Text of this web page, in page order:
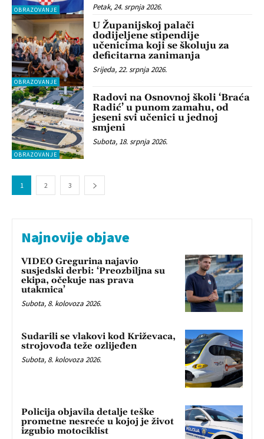
OBRAZOVANJE Petak, 24. srpnja 2026.
OBRAZOVANJE
U Županijskoj palači
dodijeljene stipendije
učenicima koji se školuju za
deficitarna zanimanja
Srijeda, 22. srpnja 2026.
OBRAZOVANJE
Radovi na Osnovnoj školi ‘Braća
Radić’ u punom zamahu, od
jeseni svi učenici u jednoj
smjeni
Subota, 18. srpnja 2026.
1 2 3
Najnovije objave
VIDEO Gregurina najavio
susjedski derbi: ‘Preozbiljna su
ekipa, očekuje nas prava
utakmica’
Subota, 8. kolovoza 2026.
Sudarili se vlakovi kod Križevaca,
strojovođa teže ozlijeđen
Subota, 8. kolovoza 2026.
Policija objavila detalje teške
prometne nesreće u kojoj je život
izgubio motociklist